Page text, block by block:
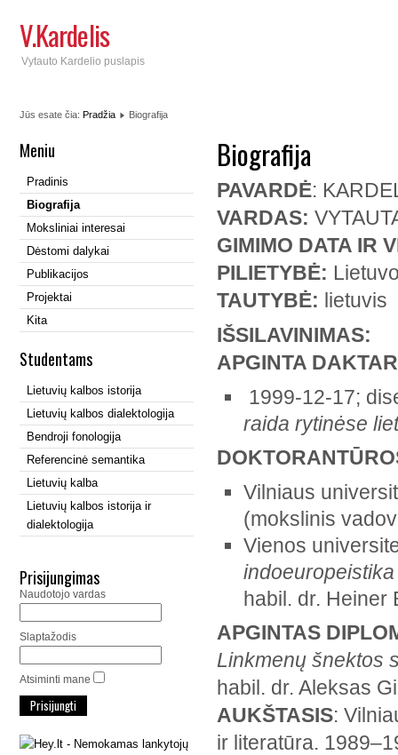
V.Kardelis
Vytauto Kardelio puslapis
Jūs esate čia: Pradžia Biografija
Meniu
Pradinis
Biografija
Moksliniai interesai
Dėstomi dalykai
Publikacijos
Projektai
Kita
Studentams
Lietuvių kalbos istorija
Lietuvių kalbos dialektologija
Bendroji fonologija
Referencinė semantika
Lietuvių kalba
Lietuvių kalbos istorija ir
dialektologija
Prisijungimas
Naudotojo vardas
Slaptažodis
Atsiminti mane
Biografija
PAVARDĖ:
VARDAS:
GIMIMO DATA IR
PILIETYBĖ:
TAUTYBĖ: lietuvis
IŠSILAVINIMAS:
APGINTA
1999-12-17;
raida rytinėse
Vilniaus
(mokslinis
Vienos
habil. dr. Heiner
APGINTAS
Linkmenų šnektos
habil. dr. Aleksas
AUKŠTASIS:
ir literatūra.